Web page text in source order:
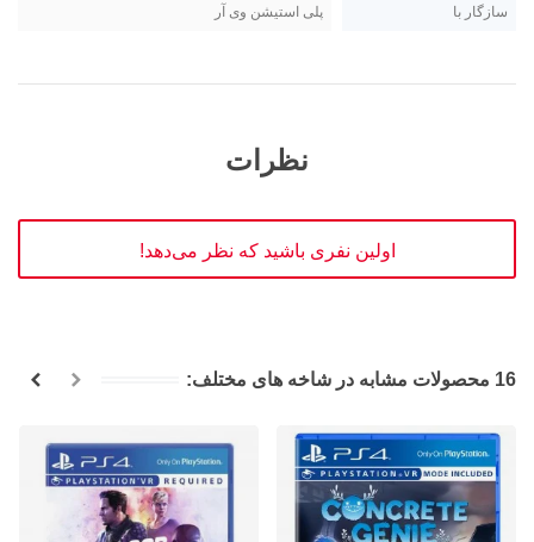
سازگار با پلی استیشن وی آر
نظرات
اولین نفری باشید که نظر می‌دهد!
16 محصولات مشابه در شاخه های مختلف: